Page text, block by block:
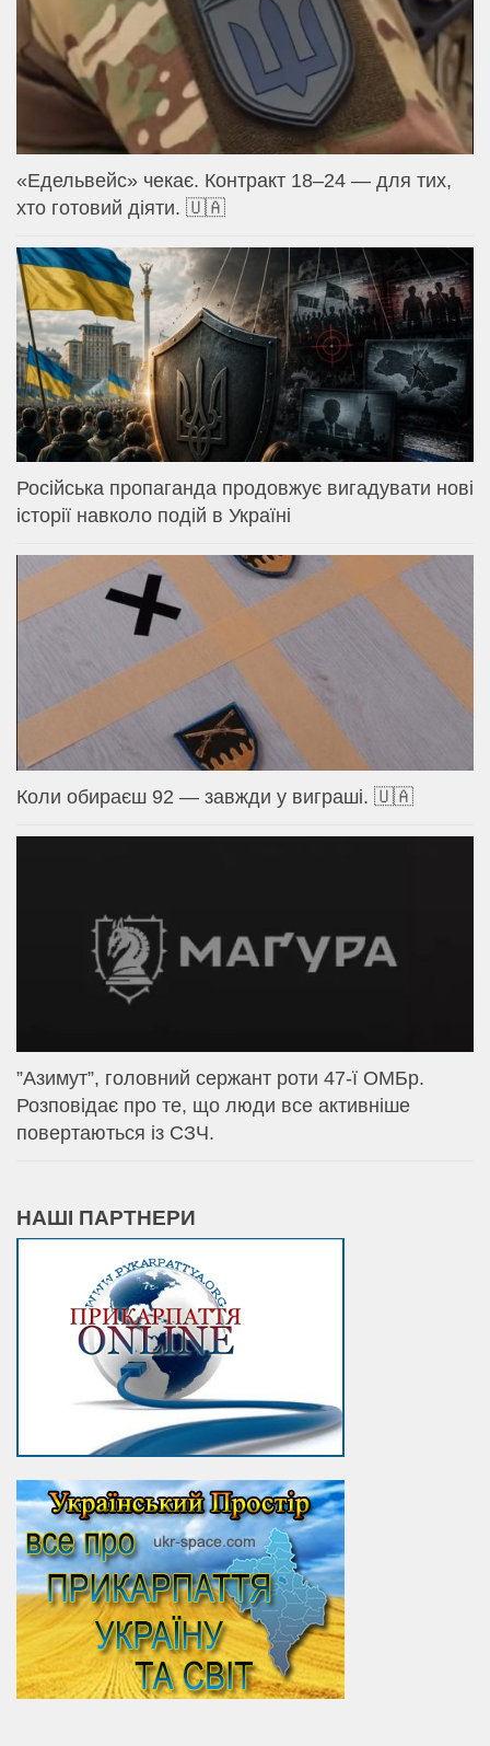
«Едельвейс» чекає. Контракт 18–24 — для тих,
хто готовий діяти. 🇺🇦
Російська пропаганда продовжує вигадувати нові
історії навколо подій в Україні
Коли обираєш 92 — завжди у виграші. 🇺🇦
⁨”Азимут”, головний сержант роти 47-ї ОМБр.
Розповідає про те, що люди все активніше
повертаються із СЗЧ.
НАШІ ПАРТНЕРИ